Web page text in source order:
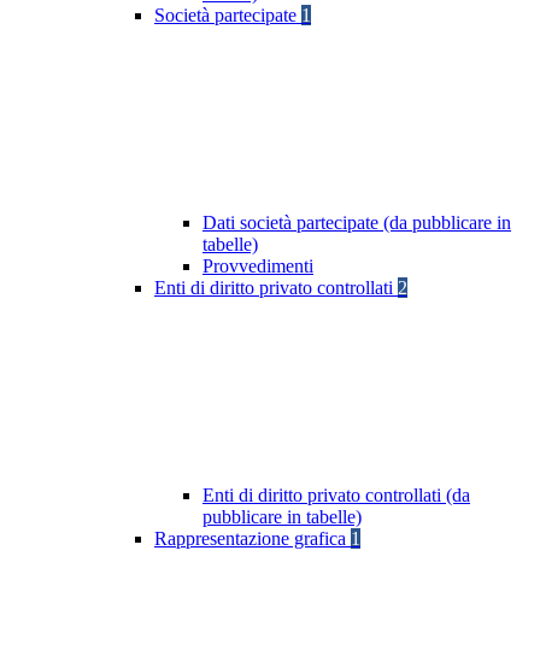
Società partecipate 1
Dati società partecipate (da pubblicare in
tabelle)
Provvedimenti
Enti di diritto privato controllati 2
Enti di diritto privato controllati (da
pubblicare in tabelle)
Rappresentazione grafica 1